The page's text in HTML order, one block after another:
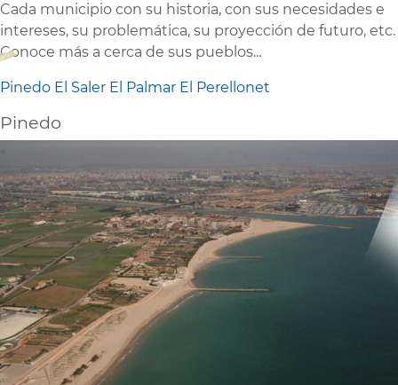
Cada municipio con su historia, con sus necesidades e
intereses, su problemática, su proyección de futuro, etc.
Conoce más a cerca de sus pueblos...
Pinedo El Saler El Palmar El Perellonet
Pinedo